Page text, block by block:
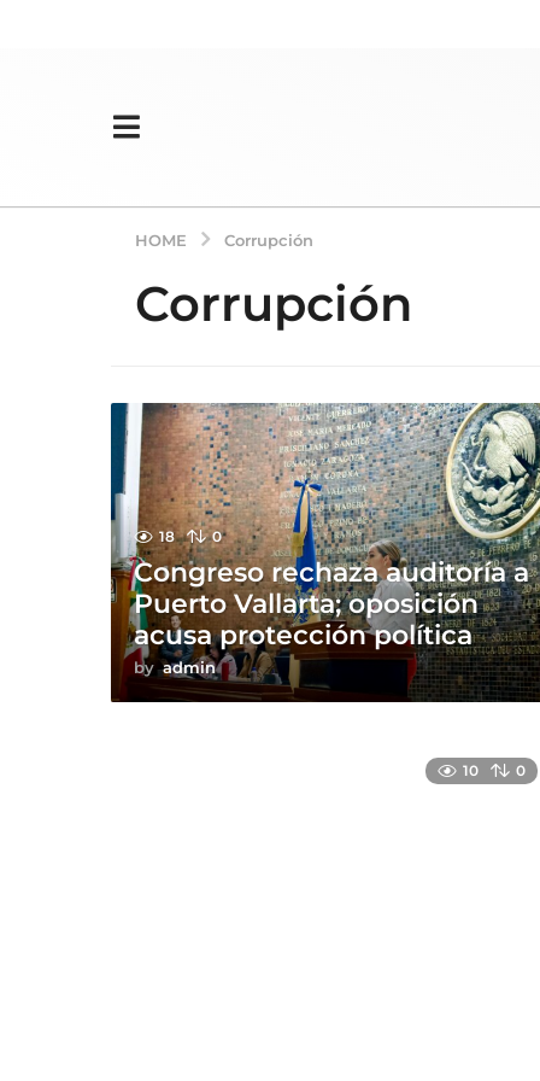
HOME Corrupción
Corrupción
18 0
Congreso rechaza auditoría a
Puerto Vallarta; oposición
acusa protección política
by admin
10 0